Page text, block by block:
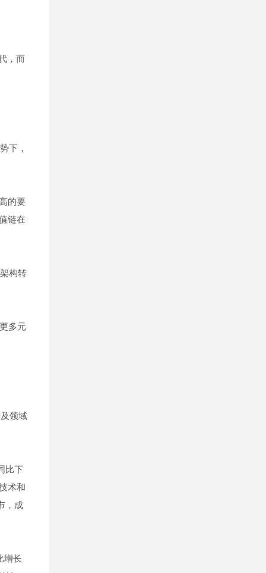
，而
下，
的要
链在
构转
多元
领域
比下
术和
，成
增长